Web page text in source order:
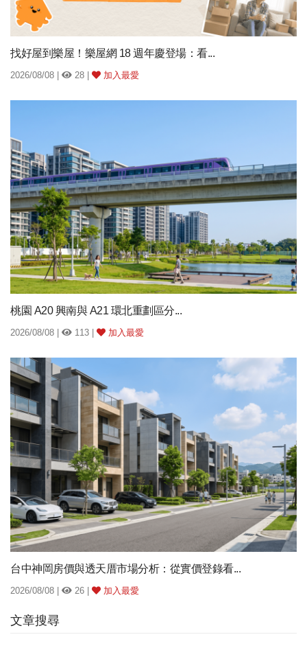
文章搜尋
找好屋到樂屋！樂屋網 18 週年慶登場：看...
2026/08/08 | 28 | 加入最愛
桃園 A20 興南與 A21 環北重劃區分...
2026/08/08 | 113 | 加入最愛
台中神岡房價與透天厝市場分析：從實價登錄看...
2026/08/08 | 26 | 加入最愛